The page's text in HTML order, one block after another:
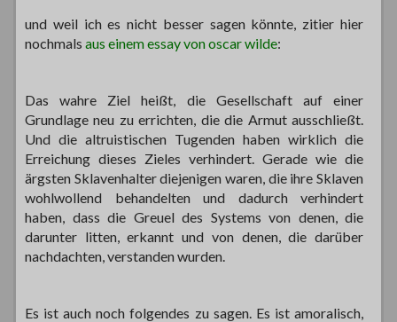
und weil ich es nicht besser sagen könnte, zitier hier
nochmals aus einem essay von oscar wilde:
Das wahre Ziel heißt, die Gesellschaft auf einer
Grundlage neu zu errichten, die die Armut ausschließt.
Und die altruistischen Tugenden haben wirklich die
Erreichung dieses Zieles verhindert. Gerade wie die
ärgsten Sklavenhalter diejenigen waren, die ihre Sklaven
wohlwollend behandelten und dadurch verhindert
haben, dass die Greuel des Systems von denen, die
darunter litten, erkannt und von denen, die darüber
nachdachten, verstanden wurden.
Es ist auch noch folgendes zu sagen. Es ist amoralisch,